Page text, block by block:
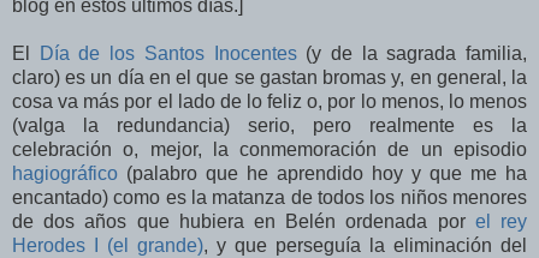
blog en estos últimos días.]
El Día de los Santos Inocentes(y de la sagrada familia,
claro) es un día en el que se gastan bromas y, en general, la
cosa va más por el lado de lo feliz o, por lo menos, lo menos
(valga la redundancia) serio, pero realmente es la
celebración o, mejor, la conmemoración de un episodio
hagiográfico (palabro que he aprendido hoy y que me ha
encantado) como es la matanza de todos los niños menores
de dos años que hubiera en Belén ordenada por el rey
Herodes I (el grande), y que perseguía la eliminación del